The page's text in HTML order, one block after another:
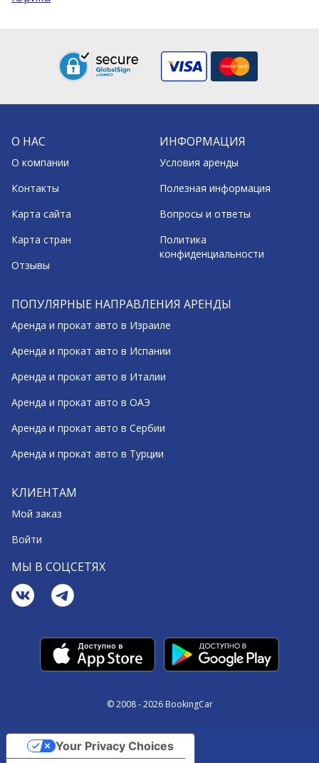
О НАС
О компании
Контакты
Карта сайта
Карта стран
Отзывы
ИНФОРМАЦИЯ
Условия аренды
Полезная информация
Вопросы и ответы
Политика
конфиденциальности
ПОПУЛЯРНЫЕ НАПРАВЛЕНИЯ АРЕНДЫ
Аренда и прокат авто в Израиле
Аренда и прокат авто в Испании
Аренда и прокат авто в Италии
Аренда и прокат авто в ОАЭ
Аренда и прокат авто в Сербии
Аренда и прокат авто в Турции
КЛИЕНТАМ
Мой заказ
Войти
МЫ В СОЦСЕТЯХ
© 2008 - 2026 BookingCar
Your Privacy Choices